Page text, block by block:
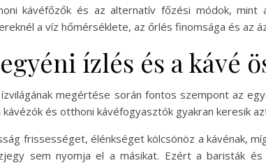
kávéfőzők és az alternatív főzési módok, mint
a víz hőmérséklete, az őrlés finomsága és az
ízlés és a kávé
megértése során fontos szempont az
és otthoni kávéfogyasztók gyakran keresik
frissességet, élénkséget kölcsönöz a kávénak,
sem nyomja el a másikat. Ezért a baristák